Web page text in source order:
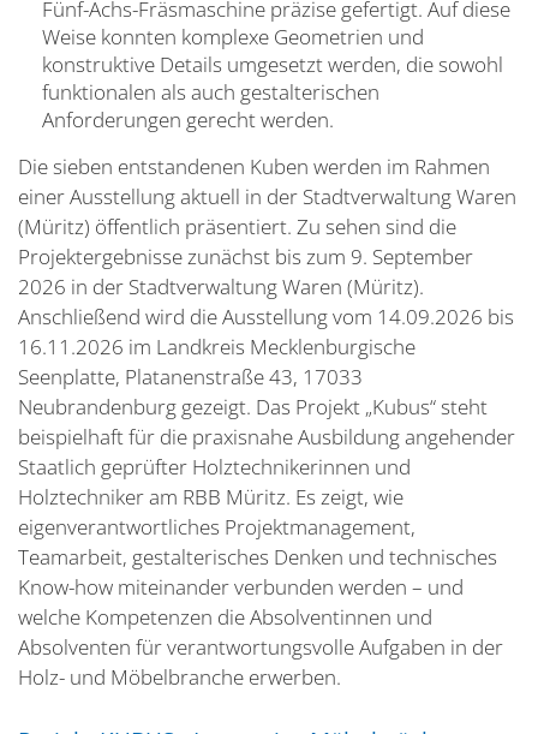
Fünf-Achs-Fräsmaschine präzise gefertigt. Auf diese
Weise konnten komplexe Geometrien und
konstruktive Details umgesetzt werden, die sowohl
funktionalen als auch gestalterischen
Anforderungen gerecht werden.
Die sieben entstandenen Kuben werden im Rahmen
einer Ausstellung aktuell in der Stadtverwaltung Waren
(Müritz) öffentlich präsentiert. Zu sehen sind die
Projektergebnisse zunächst bis zum 9. September
2026 in der Stadtverwaltung Waren (Müritz).
Anschließend wird die Ausstellung vom 14.09.2026 bis
16.11.2026 im Landkreis Mecklenburgische
Seenplatte, Platanenstraße 43, 17033
Neubrandenburg gezeigt. Das Projekt „Kubus“ steht
beispielhaft für die praxisnahe Ausbildung angehender
Staatlich geprüfter Holztechnikerinnen und
Holztechniker am RBB Müritz. Es zeigt, wie
eigenverantwortliches Projektmanagement,
Teamarbeit, gestalterisches Denken und technisches
Know-how miteinander verbunden werden – und
welche Kompetenzen die Absolventinnen und
Absolventen für verantwortungsvolle Aufgaben in der
Holz- und Möbelbranche erwerben.